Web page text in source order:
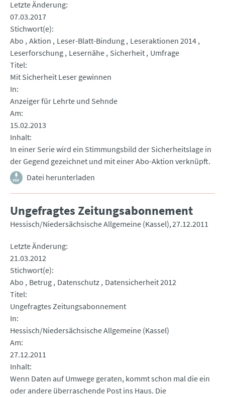
Letzte Änderung
07.03.2017
Stichwort(e)
Abo Aktion Leser-Blatt-Bindung Leseraktionen 2014
Leserforschung Lesernähe Sicherheit Umfrage
Titel
Mit Sicherheit Leser gewinnen
In
Anzeiger für Lehrte und Sehnde
Am
15.02.2013
Inhalt
In einer Serie wird ein Stimmungsbild der Sicherheitslage in
der Gegend gezeichnet und mit einer Abo-Aktion verknüpft.
Datei herunterladen
Ungefragtes Zeitungsabonnement
Hessisch/Niedersächsische Allgemeine (Kassel) 27.12.2011
Letzte Änderung
21.03.2012
Stichwort(e)
Abo
Betrug Datenschutz Datensicherheit 2012
Titel
Ungefragtes Zeitungsabonnement
In
Hessisch/Niedersächsische Allgemeine (Kassel)
Am
27.12.2011
Inhalt
Wenn Daten auf Umwege geraten, kommt schon mal die ein
oder andere überraschende Post ins Haus. Die